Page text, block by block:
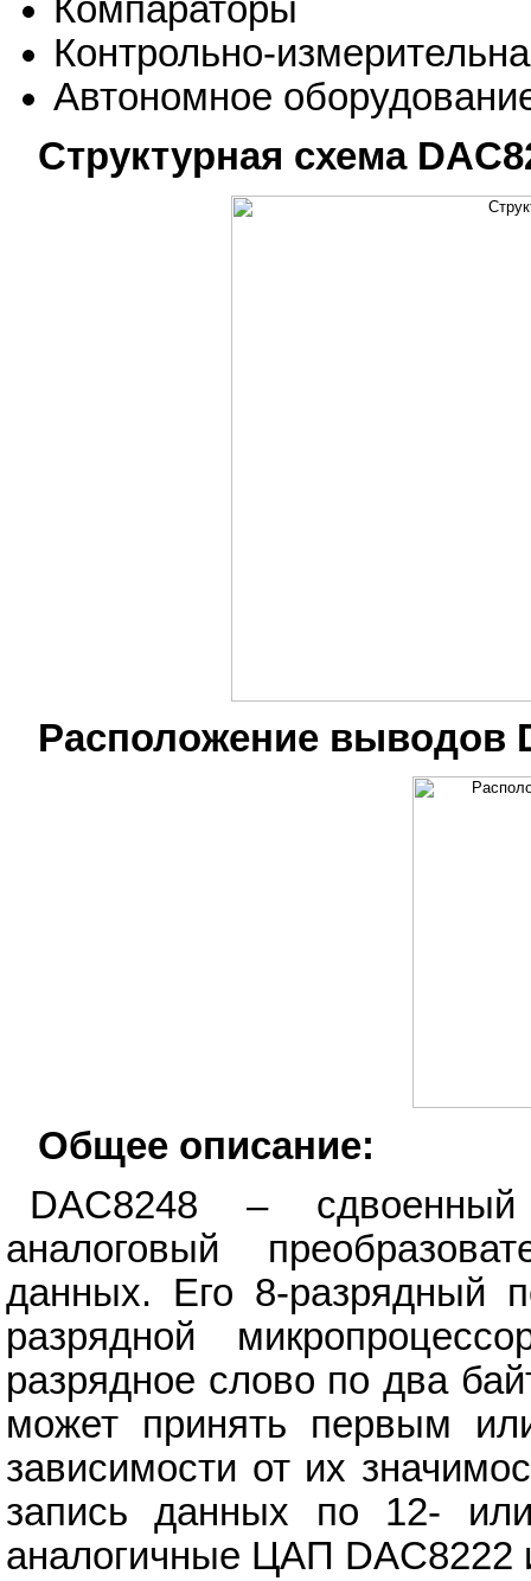
Компараторы
Контрольно-
Автономное
Структурная схема
Расположение выводов
Общее описание:
DAC8248 –
аналоговый
данных. Его 8-разрядный
разрядной
разрядное слово по два
может принять первым
зависимости от их
запись данных по 12-
аналогичные ЦАП DAC8222